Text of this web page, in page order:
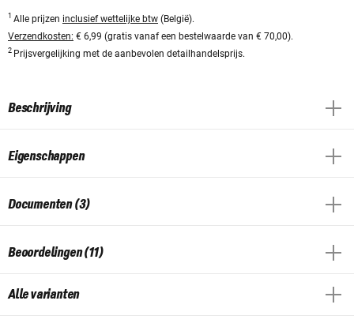
1 Alle prijzen inclusief wettelijke btw (België).
Verzendkosten: € 6,99 (gratis vanaf een bestelwaarde van € 70,00).
2 Prijsvergelijking met de aanbevolen detailhandelsprijs.
Beschrijving
Eigenschappen
Documenten (3)
Beoordelingen (11)
Alle varianten